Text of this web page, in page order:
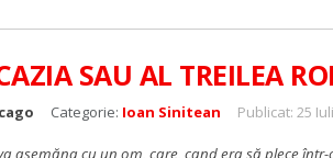
SAU AL TREILEA
Categorie: Ioan Sinitean Publicat: 25
asemăna cu un om, care, cand era să plece